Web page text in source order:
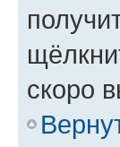
скоро